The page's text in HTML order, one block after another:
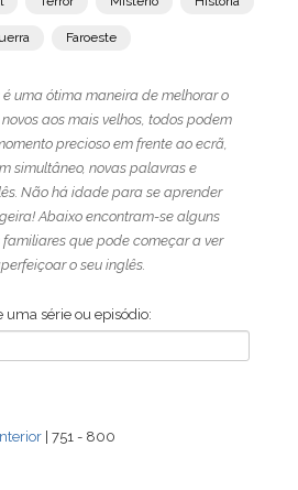
Faroeste
é uma ótima maneira de melhorar o
aos mais velhos, todos podem
precioso em frente ao ecrã,
simultâneo, novas palavras e
Não há idade para se aprender
Abaixo encontram-se alguns
familiares que pode começar a ver
o seu inglês.
uma série ou episódio:
| 751 - 800